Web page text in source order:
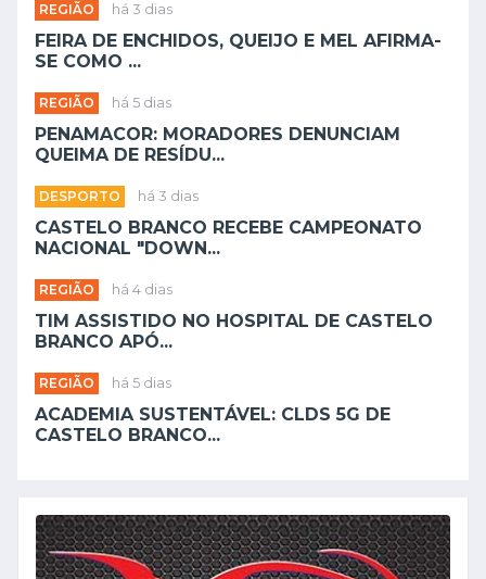
REGIÃO há 3 dias
FEIRA DE ENCHIDOS, QUEIJO E MEL AFIRMA-
SE COMO ...
REGIÃO há 5 dias
PENAMACOR: MORADORES DENUNCIAM
QUEIMA DE RESÍDU...
DESPORTO há 3 dias
CASTELO BRANCO RECEBE CAMPEONATO
NACIONAL "DOWN...
REGIÃO há 4 dias
TIM ASSISTIDO NO HOSPITAL DE CASTELO
BRANCO APÓ...
REGIÃO há 5 dias
ACADEMIA SUSTENTÁVEL: CLDS 5G DE
CASTELO BRANCO...